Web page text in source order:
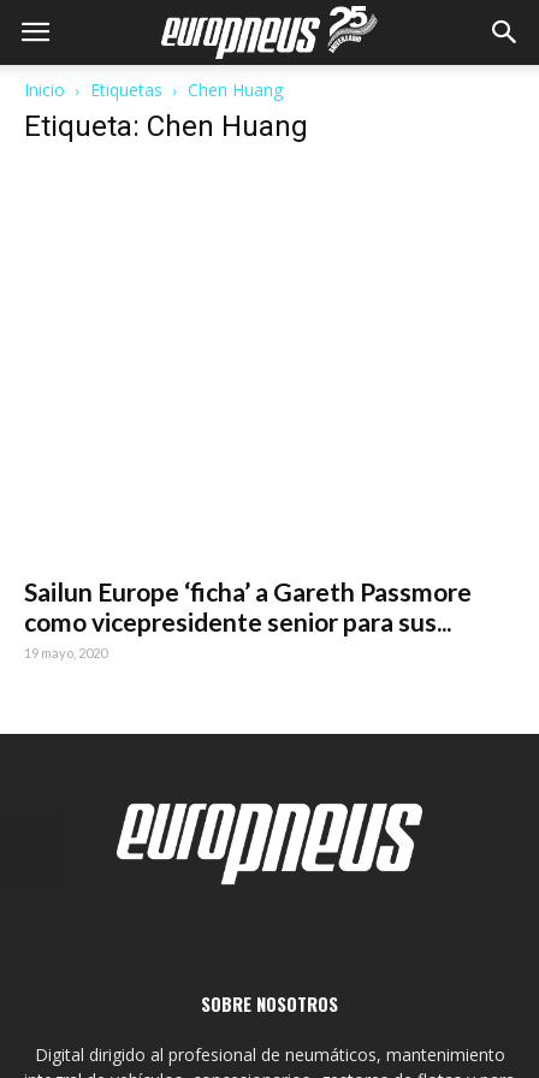
Inicio Etiquetas Chen Huang
Etiqueta: Chen Huang
Sailun Europe ‘ficha’ a Gareth Passmore
como vicepresidente senior para sus...
19 mayo, 2020
SOBRE NOSOTROS
Digital dirigido al profesional de neumáticos, mantenimiento